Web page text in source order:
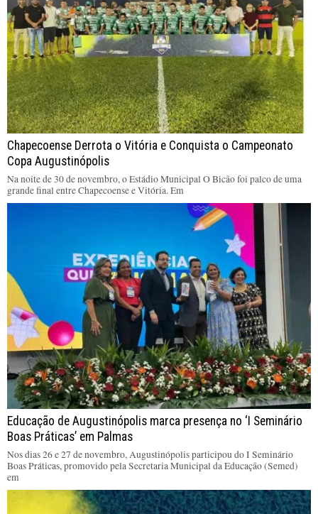
Chapecoense Derrota o Vitória e Conquista o Campeonato
Copa Augustinópolis
Na noite de 30 de novembro, o Estádio Municipal O Bicão foi palco de uma
grande final entre Chapecoense e Vitória. Em
Educação de Augustinópolis marca presença no ‘I Seminário
Boas Práticas’ em Palmas
Nos dias 26 e 27 de novembro, Augustinópolis participou do I Seminário
Boas Práticas, promovido pela Secretaria Municipal da Educação (Semed)
em